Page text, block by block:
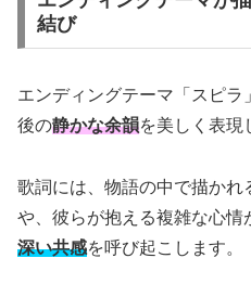
結び
エンディングテーマ「スピ
後の静かな余韻を美しく表現
歌詞には、物語の中で描か
や、彼らが抱える複雑な心情
深い共感を呼び起こします。